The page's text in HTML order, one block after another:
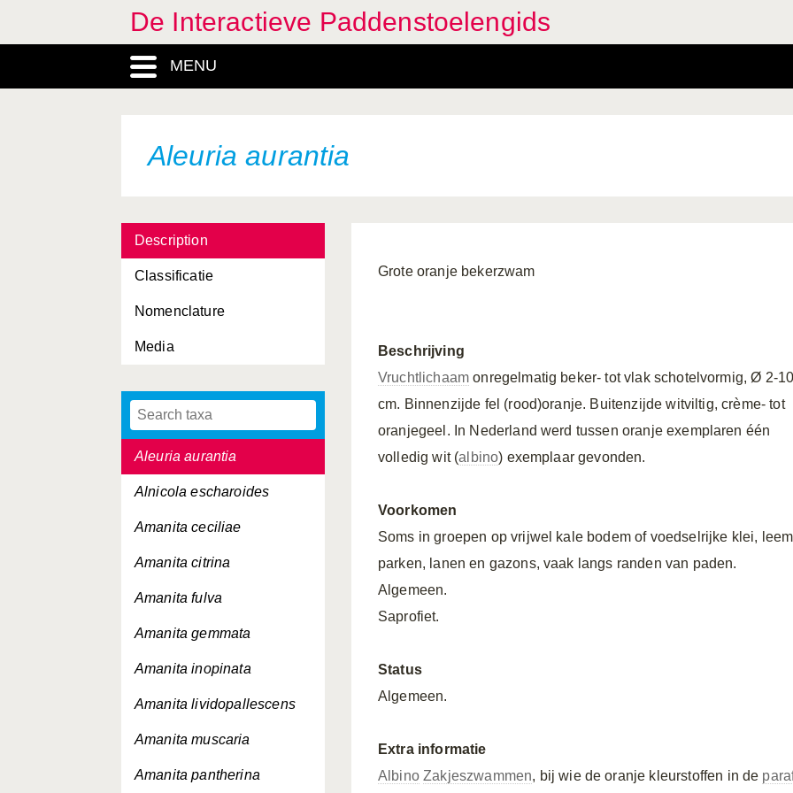
De Interactieve Paddenstoelengids
MENU
Aleuria aurantia
Description
Classificatie
Nomenclature
Media
Agaricus silvaticus
Agaricus subperonatus
Agrocybe pediades
Agrocybe praecox
Agrocybe putaminum
Agrocybe rivulosa
Albotricha acutipila
Aleuria aurantia
Alnicola escharoides
Amanita ceciliae
Amanita citrina
Amanita fulva
Amanita gemmata
Amanita inopinata
Amanita lividopallescens
Amanita muscaria
Amanita pantherina
Grote oranje bekerzwam
Beschrijving
Vruchtlichaam onregelmatig beker- tot vlak schotelvormig, Ø 2-
cm. Binnenzijde fel (rood)oranje. Buitenzijde witviltig, crème- tot
oranjegeel. In Nederland werd tussen oranje exemplaren één
volledig wit (albino) exemplaar gevonden.
Voorkomen
Soms in groepen op vrijwel kale bodem of voedselrijke klei,
parken, lanen en gazons, vaak langs randen van paden.
Algemeen.
Saprofiet.
Status
Algemeen.
Extra informatie
Albino Zakjeszwammen, bij wie de oranje kleurstoffen in de